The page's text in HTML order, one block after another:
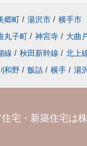
郷町 / 湯沢市 / 横手市
丸子町 / 神宮寺 / 大曲
線 / 秋田新幹線 / 北上
和野 / 飯詰 / 横手 / 湯
宅・新築住宅は